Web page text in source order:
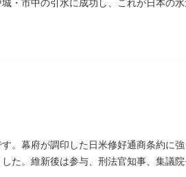
・市中の引水に成功し、これが日本の
。幕府が調印した日米修好通商条約に
た。維新後は参与、刑法官知事、集議